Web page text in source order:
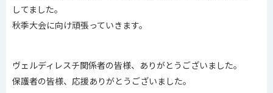
してました。
秋季大会に向け頑張っていきます。
ヴェルディレスチ関係者の皆様、ありがとうございました。
保護者の皆様、応援ありがとうございました。